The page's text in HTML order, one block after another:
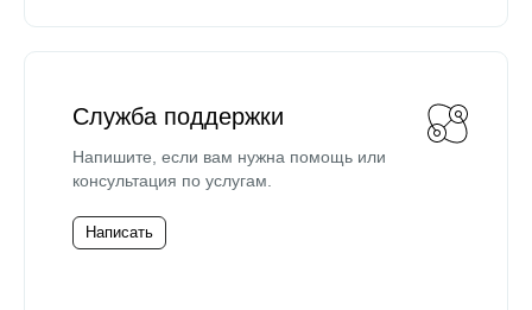
Служба поддержки
Напишите, если вам нужна помощь или
консультация по услугам.
Написать